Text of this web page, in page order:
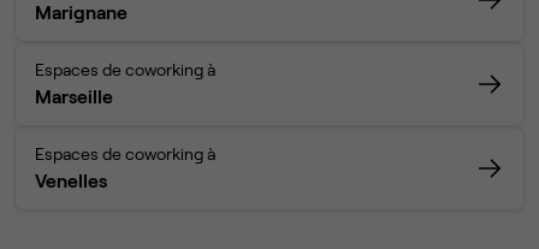
Marignane
Espaces de coworking à
Marseille
Espaces de coworking à
Venelles